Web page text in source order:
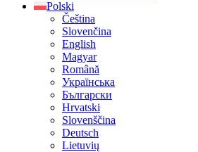
Polski
Čeština
Slovenčina
English
Magyar
Română
Українська
Български
Hrvatski
Slovenščina
Deutsch
Lietuvių